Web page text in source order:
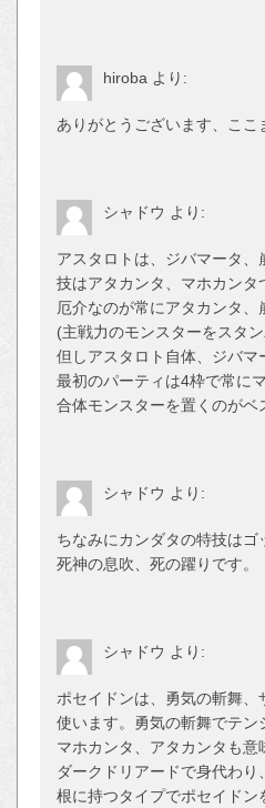
hiroba より:
ありがとうございます、ここ
シャドウ より:
アスタロトは、ジバマータ
技はアタカンタ、マホカン
厄介なのが常にアタカンタ
(主戦力のモンスターをスタ
但しアスタロト自体、ジバ
最初のパーティは4枠で常に
合体モンスターを置くのがベ
シャドウ より:
ちなみにカンダタの特技は
死神の息吹、死の躍りです。
シャドウ より:
ポセイドンは、勇気の斬舞
使います。勇気の斬舞でテ
マホカンタ、アタカンタも
ダークドリアードで身代わ
根に持つタイプでポセイド